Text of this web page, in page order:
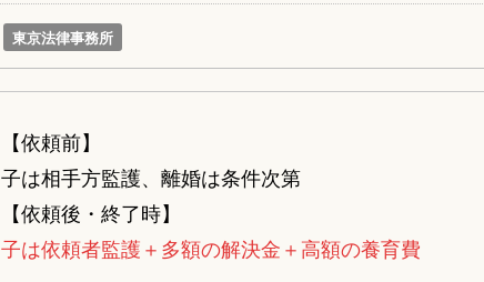
東京法律事務所
【依頼前】
子は相手方監護、離婚は条件次第
【依頼後・終了時】
子は依頼者監護＋多額の解決金＋高額の養育費